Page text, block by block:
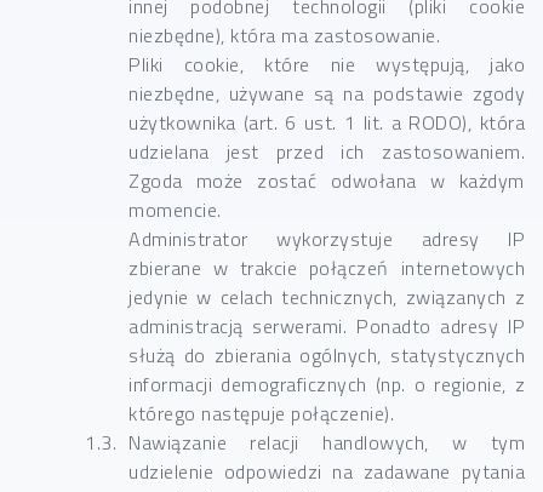
innej podobnej technologii (pliki cookie
niezbędne), która ma zastosowanie.
Pliki cookie, które nie występują, jako
niezbędne, używane są na podstawie zgody
użytkownika (art. 6 ust. 1 lit. a RODO), która
udzielana jest przed ich zastosowaniem.
Zgoda może zostać odwołana w każdym
momencie.
Administrator wykorzystuje adresy IP
zbierane w trakcie połączeń internetowych
jedynie w celach technicznych, związanych z
administracją serwerami. Ponadto adresy IP
służą do zbierania ogólnych, statystycznych
informacji demograficznych (np. o regionie, z
którego następuje połączenie).
Nawiązanie relacji handlowych, w tym
udzielenie odpowiedzi na zadawane pytania